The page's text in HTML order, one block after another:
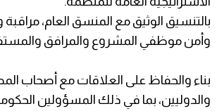
بالتنسيق الوثيق مع المنسق العام،
وأمن موظفي المشروع والمرافق
بناء والحفاظ على العلاقات مع أصحاب
والدوليين، بما في ذلك المسؤولين